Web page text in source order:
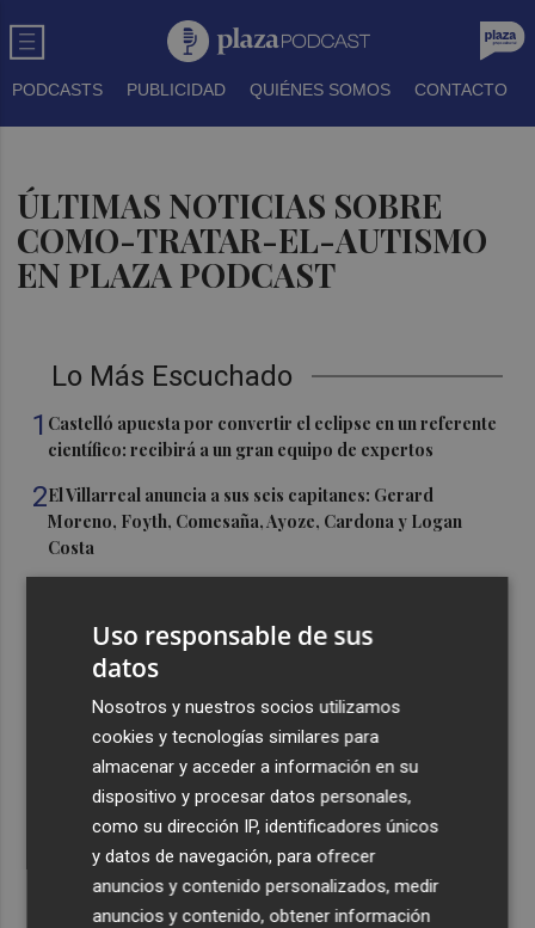
PODCASTS PUBLICIDAD QUIÉNES SOMOS CONTACTO
ÚLTIMAS NOTICIAS SOBRE
COMO-TRATAR-EL-AUTISMO
EN PLAZA PODCAST
Lo Más Escuchado
1 Castelló apuesta por convertir el eclipse en un referente
científico: recibirá a un gran equipo de expertos
2El Villarreal anuncia a sus seis capitanes: Gerard
Moreno, Foyth, Comesaña, Ayoze, Cardona y Logan
Costa
San Javier da viabilidad al nuevo contrato del transporte
324 habitaciones
Estos son los estrenos que abren la cartelera en agosto:
de la comedia 'El último mono' a una nueva entrega de
'La Patrulla Canina'
Uso responsable de sus
datos
Nosotros y nuestros socios utilizamos
cookies y tecnologías similares para
almacenar y acceder a información en su
dispositivo y procesar datos personales,
como su dirección IP, identificadores únicos
y datos de navegación, para ofrecer
anuncios y contenido personalizados, medir
anuncios y contenido, obtener información